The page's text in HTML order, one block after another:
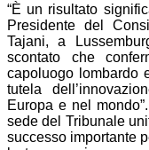
“È un risultato
Presidente del
Tajani, a
scontato che
capoluogo lombardo
tutela
Europa e nel
sede del Tribunale
successo importante